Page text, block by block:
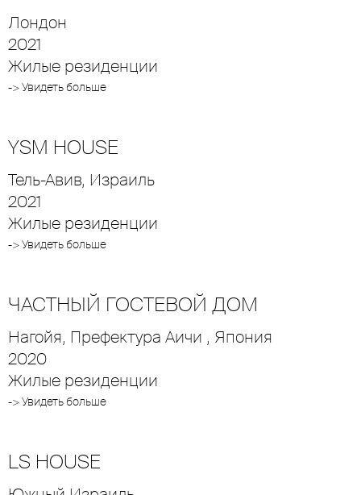
Лондон
2021
Жилые резиденции
-> Увидеть больше
YSM HOUSE
Тель-Авив, Израиль
2021
Жилые резиденции
-> Увидеть больше
ЧАСТНЫЙ ГОСТЕВОЙ ДОМ
Нагойя, Префектура Аичи , Япония
2020
Жилые резиденции
-> Увидеть больше
LS HOUSE